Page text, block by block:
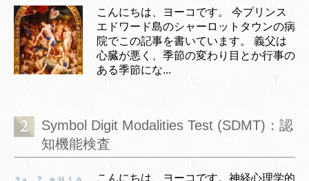
こんにちは、ヨーコです。 今プリンス
エドワード島のシャーロットタウンの病
院でこの記事を書いています。 義父は
心臓が悪く、季節の変わり目とか行事の
ある季節にな...
Symbol Digit Modalities Test (SDMT)：認
知機能検査
こんにちは、ヨーコです。神経心理学的